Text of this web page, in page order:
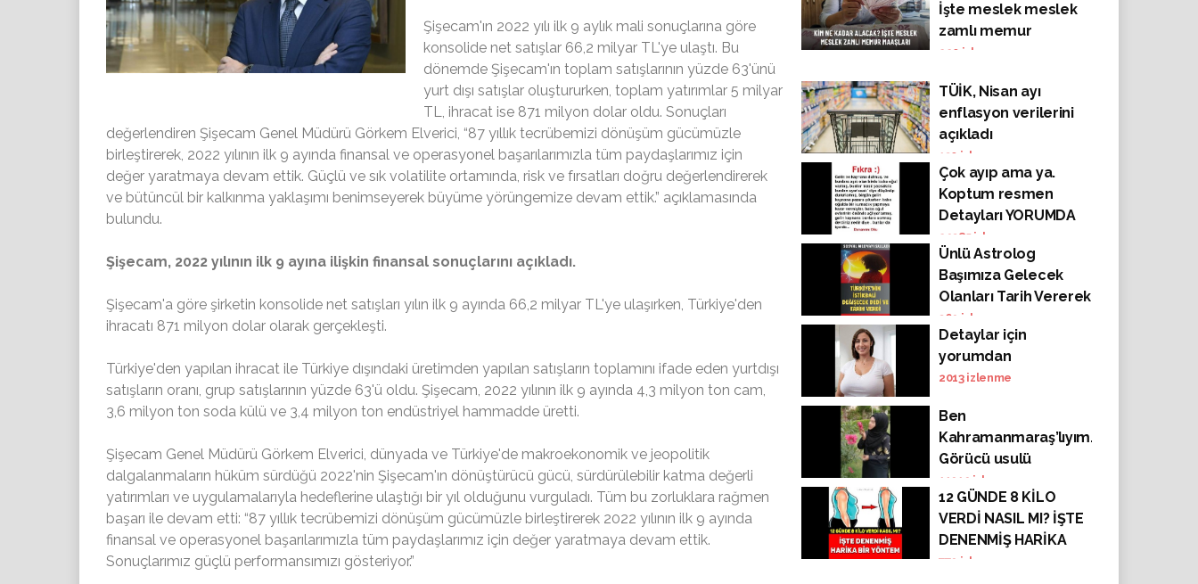
Şişecam'ın 2022 yılı ilk 9 aylık mali sonuçlarına göre
konsolide net satışlar 66,2 milyar TL'ye ulaştı. Bu
dönemde Şişecam'ın toplam satışlarının yüzde 63'ünü
yurt dışı satışlar oluştururken, toplam yatırımlar 5 milyar
TL, ihracat ise 871 milyon dolar oldu. Sonuçları
değerlendiren Şişecam Genel Müdürü Görkem Elverici, “87 yıllık tecrübemizi dönüşüm gücümüzle
birleştirerek, 2022 yılının ilk 9 ayında finansal ve operasyonel başarılarımızla tüm paydaşlarımız için
değer yaratmaya devam ettik. Güçlü ve sık volatilite ortamında, risk ve fırsatları doğru değerlendirerek
ve bütüncül bir kalkınma yaklaşımı benimseyerek büyüme yörüngemize devam ettik.” açıklamasında
bulundu.
Şişecam, 2022 yılının ilk 9 ayına ilişkin finansal sonuçlarını açıkladı.
Şişecam'a göre şirketin konsolide net satışları yılın ilk 9 ayında 66,2 milyar TL'ye ulaşırken, Türkiye'den
ihracatı 871 milyon dolar olarak gerçekleşti.
Türkiye'den yapılan ihracat ile Türkiye dışındaki üretimden yapılan satışların toplamını ifade eden yurtdışı
satışların oranı, grup satışlarının yüzde 63'ü oldu. Şişecam, 2022 yılının ilk 9 ayında 4,3 milyon ton cam,
3,6 milyon ton soda külü ve 3,4 milyon ton endüstriyel hammadde üretti.
Şişecam Genel Müdürü Görkem Elverici, dünyada ve Türkiye'de makroekonomik ve jeopolitik
dalgalanmaların hüküm sürdüğü 2022'nin Şişecam'ın dönüştürücü gücü, sürdürülebilir katma değerli
yatırımları ve uygulamalarıyla hedeflerine ulaştığı bir yıl olduğunu vurguladı. Tüm bu zorluklara rağmen
başarı ile devam etti: “87 yıllık tecrübemizi dönüşüm gücümüzle birleştirerek 2022 yılının ilk 9 ayında
finansal ve operasyonel başarılarımızla tüm paydaşlarımız için değer yaratmaya devam ettik.
Sonuçlarımız güçlü performansımızı gösteriyor.”
İşte meslek meslek
zamlı memur
maaşları
220 izlenme
TÜİK, Nisan ayı
enflasyon verilerini
açıkladı
130 izlenme
Çok ayıp ama ya.
Koptum resmen
Detayları YORUMDA
29385 izlenme
Ünlü Astrolog
Başımıza Gelecek
Olanları Tarih Vererek
Sıraladı.. DE.TAYLAR
Y.ORUMDA?
369 izlenme
Detaylar için
yorumdan
2013izlenme
Ben
Kahramanmaraş’lıyım.
Görücü usulü
evlendim ama eşimi
çok sevdim.
11919 izlenme
12 GÜNDE 8 KİLO
VERDİ NASIL MI? İŞTE
DENENMİŞ HARİKA
BİR YÖNTEM
779 izlenme